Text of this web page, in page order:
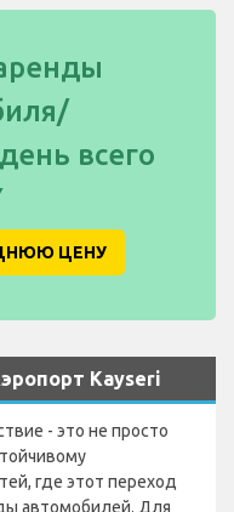
всего
ЦЕНУ
Kayseri
- это не просто
где этот переход
автомобилей. Для